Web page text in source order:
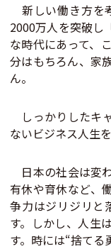
新しい働き方を
2000万人を突破し
な時代にあって、
分はもちろん、家
ん。
しっかりしたキ
ないビジネス人生
日本の社会は変
有休や育休など、
争力はジリジリと
す。しかし、人生
す。時には“捨てる